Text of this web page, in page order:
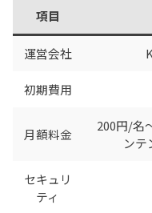
項目
運営会社
初期費用
月額料金
200円/名
ンテ
セキュリ
ティ